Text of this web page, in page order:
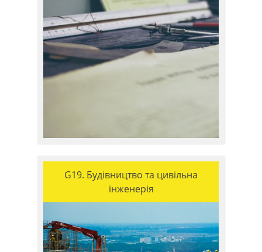
G19. Будівництво та цивільна
інженерія